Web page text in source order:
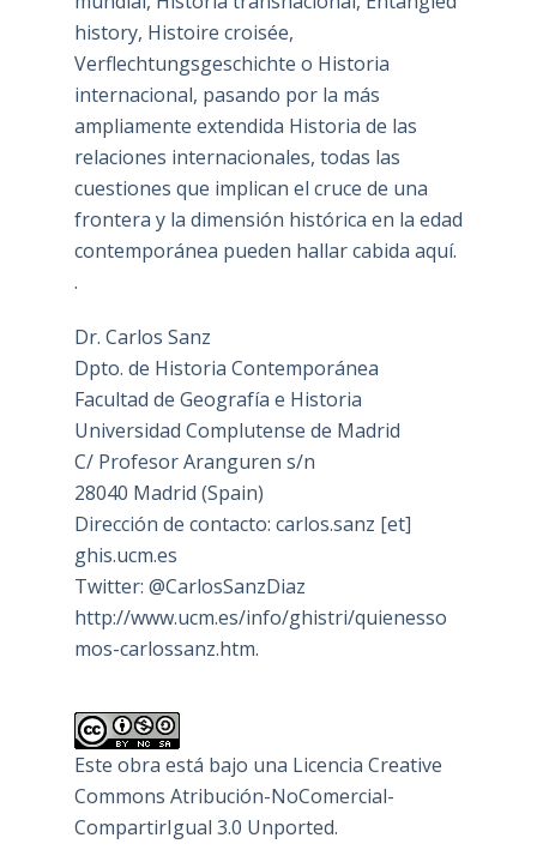
history, Histoire croisée,
Verflechtungsgeschichte o Historia
internacional, pasando por la más
ampliamente extendida Historia de las
relaciones internacionales, todas las
cuestiones que implican el cruce de una
frontera y la dimensión histórica en la edad
contemporánea pueden hallar cabida aquí.
.
Dr. Carlos Sanz
Dpto. de Historia Contemporánea
Facultad de Geografía e Historia
Universidad Complutense de Madrid
C/ Profesor Aranguren s/n
28040 Madrid (Spain)
Dirección de contacto: carlos.sanz [et]
ghis.ucm.es
Twitter: @CarlosSanzDiaz
http://www.ucm.es/info/ghistri/quienesso
mos-carlossanz.htm.
Este obra está bajo una Licencia Creative
Commons Atribución-NoComercial-
CompartirIgual 3.0 Unported.